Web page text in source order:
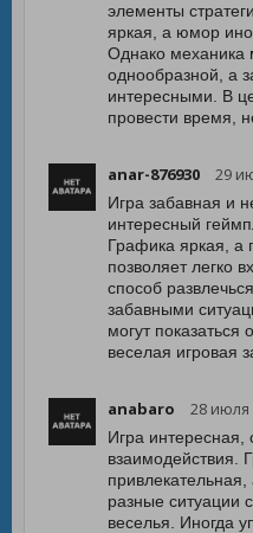
элементы
яркая, а юмор
Однако механика
однообразной, а
интересными. В
провести время,
anar-876930 29
Игра забавная и
интересный
Графика яркая, а
позволяет легко
способ
забавными
могут
веселая игровая
anabaro 28 июля
Игра интересная,
взаимодействия.
привлекательная,
разные ситуации
веселья. Иногда